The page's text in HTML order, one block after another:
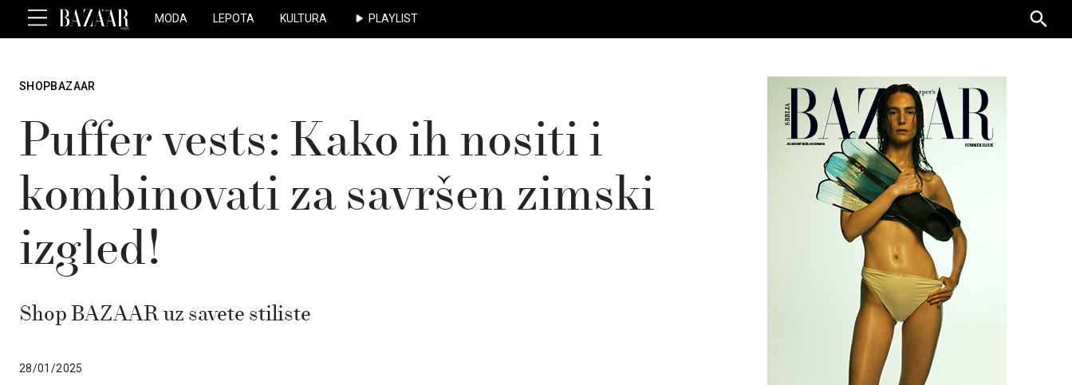
MODA LEPOTA KULTURA PLAYLIST
for:
SHOPBAZAAR
Puffer vests: Kako ih nositi i
kombinovati za savršen zimski
izgled!
Shop BAZAAR uz savete stiliste
28/01/2025